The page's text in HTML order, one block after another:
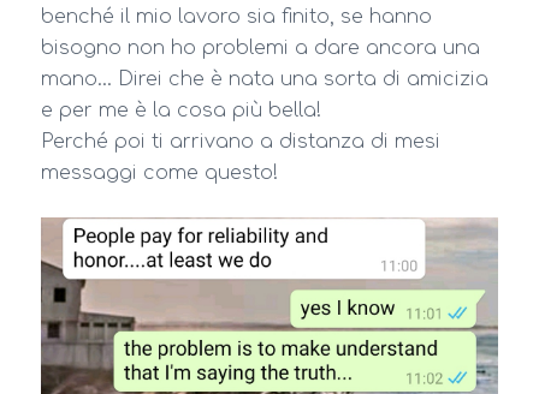
benché il mio lavoro sia finito, se hanno
bisogno non ho problemi a dare ancora una
mano… Direi che è nata una sorta di amicizia
e per me è la cosa più bella!
Perché poi ti arrivano a distanza di mesi
messaggi come questo!